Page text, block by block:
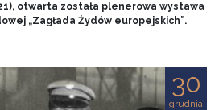
otwarta została plenerowa wystawa
„Zagłada Żydów europejskich”.
30
grudnia